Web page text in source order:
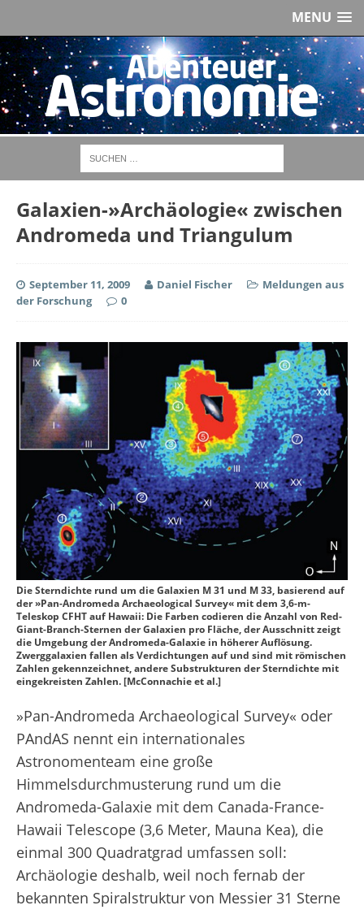
MENU
Galaxien-»Archäologie« zwischen
Andromeda und Triangulum
September 11, 2009 Daniel Fischer
Meldungen aus
der Forschung
0
Die Sterndichte rund um die Galaxien M 31 und M 33, basierend auf
der »Pan-Andromeda Archaeological Survey« mit dem 3,6-m-
Teleskop CFHT auf Hawaii: Die Farben codieren die Anzahl von Red-
Giant-Branch-Sternen der Galaxien pro Fläche, der Ausschnitt zeigt
die Umgebung der Andromeda-Galaxie in höherer Auflösung.
Zwerggalaxien fallen als Verdichtungen auf und sind mit römischen
Zahlen gekennzeichnet, andere Substrukturen der Sterndichte mit
eingekreisten Zahlen. [McConnachie et al.]
»Pan-Andromeda Archaeological Survey« oder
PAndAS nennt ein internationales
Astronomenteam eine große
Himmelsdurchmusterung rund um die
Andromeda-Galaxie mit dem Canada-France-
Hawaii Telescope (3,6 Meter, Mauna Kea), die
einmal 300 Quadratgrad umfassen soll:
Archäologie deshalb, weil noch fernab der
bekannten Spiralstruktur von Messier 31 Sterne